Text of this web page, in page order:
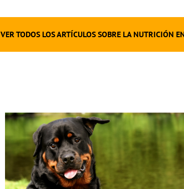
VER TODOS LOS ARTÍCULOS SOBRE LA NUTRICIÓN